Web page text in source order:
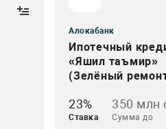
Алокабанк
Ипотечный
«Яшил таъмир»
(Зелёный
23%
Ставка
350 млн
Сумма до